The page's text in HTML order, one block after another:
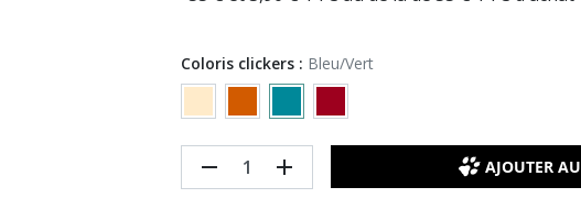
Coloris clickers : Bleu/Vert
remove add AJOUTER